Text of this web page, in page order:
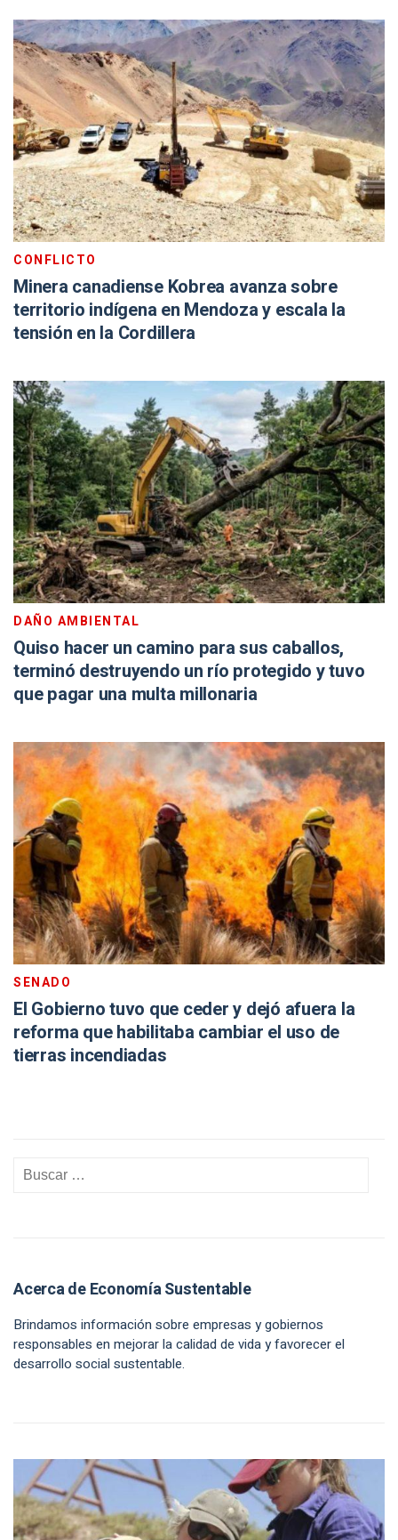
CONFLICTO
Minera canadiense Kobrea avanza sobre
territorio indígena en Mendoza y escala la
tensión en la Cordillera
DAÑO AMBIENTAL
Quiso hacer un camino para sus caballos,
terminó destruyendo un río protegido y tuvo
que pagar una multa millonaria
SENADO
El Gobierno tuvo que ceder y dejó afuera la
reforma que habilitaba cambiar el uso de
tierras incendiadas
Acerca de Economía Sustentable
Brindamos información sobre empresas y gobiernos
responsables en mejorar la calidad de vida y favorecer el
desarrollo social sustentable.